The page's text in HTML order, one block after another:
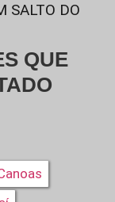
SALTO DO
QUE